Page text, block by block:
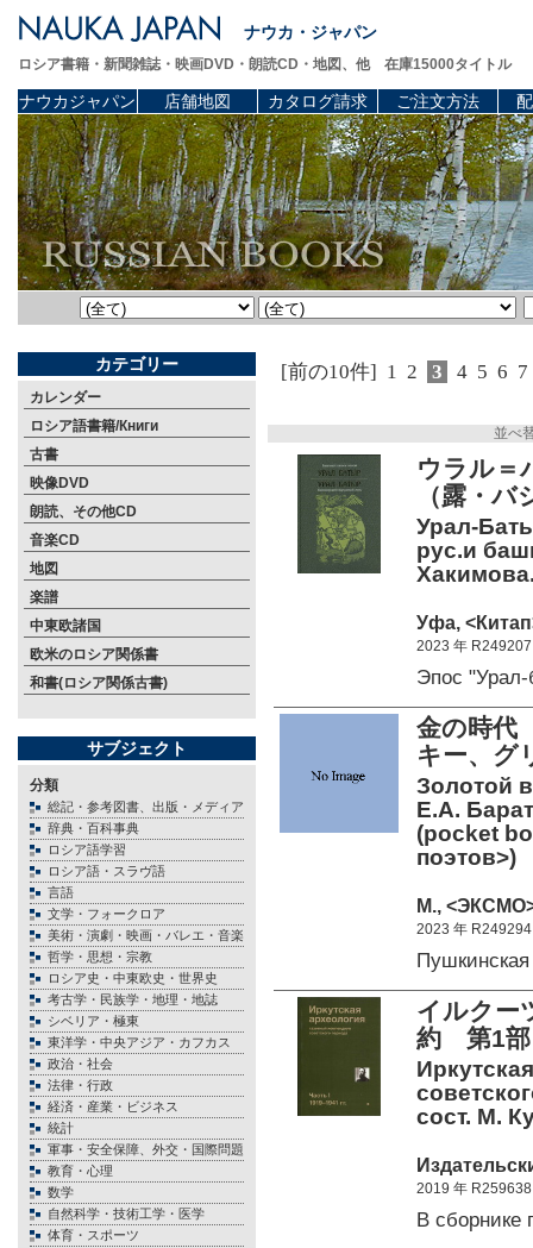
ナウカ・ジャパン
ロシア書籍・新聞雑誌・映画DVD・朗読CD・地図、他 在庫15000タイトル
ナウカジャパン 店舗地図 カタログ請求 ご注文方法
カテゴリー
カレンダー
ロシア語書籍/Книги
古書
映像DVD
朗読、その他CD
音楽CD
地図
楽譜
中東欧諸国
欧米のロシア関係書
和書(ロシア関係古書)
サブジェクト
分類
総記・参考図書、出版・メディア
辞典・百科事典
ロシア語学習
ロシア語・スラヴ語
言語
文学・フォークロア
美術・演劇・映画・バレエ・音楽
哲学・思想・宗教
ロシア史・中東欧史・世界史
考古学・民族学・地理・地誌
シベリア・極東
東洋学・中央アジア・カフカス
政治・社会
法律・行政
経済・産業・ビジネス
統計
軍事・安全保障、外交・国際問題
教育・心理
数学
自然科学・技術工学・医学
体育・スポーツ
[前の10件] 1 2 3 4 5 6 7
並べ
ウラル＝
（露・
Урал-
рус.и
Уфа,
2023 年 R249207
Эпос "Урал-
金の時代
キー、グ
Золотой
Е.А.
(pocket
поэтов>)
М.,
2023 年 R249294
Пушкинская
イルクー
約 第1
сост. М.
2019 年 R259638
В сборнике